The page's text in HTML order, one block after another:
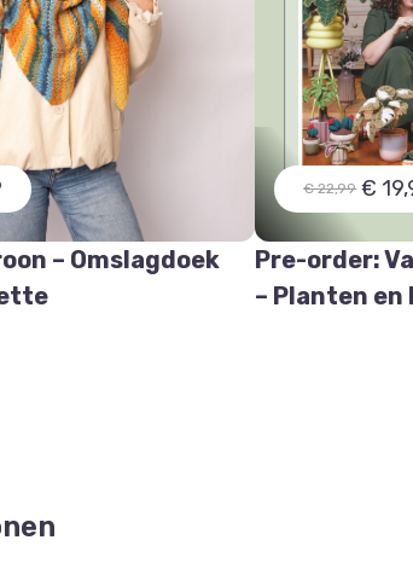
– Omslagdoek
€ 22,99 €
Pre-order:
– Planten en